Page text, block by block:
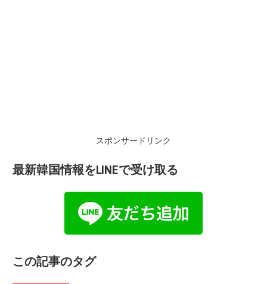
スポンサードリンク
最新韓国情報をLINEで受け取る
この記事のタグ